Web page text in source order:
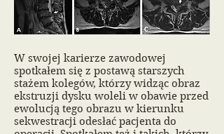
W swojej karierze zawodowej
spotkałem się z postawą starszych
stażem kolegów, którzy widząc obraz
ekstruzji dysku woleli w obawie przed
ewolucją tego obrazu w kierunku
sekwestracji odesłać pacjenta do